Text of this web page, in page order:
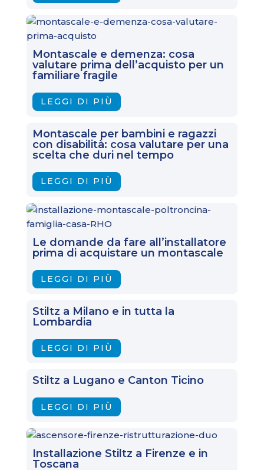
Montascale e demenza: cosa
valutare prima dell’acquisto per un
familiare fragile
LEGGI DI PIÙ
Montascale per bambini e ragazzi
con disabilità: cosa valutare per una
scelta che duri nel tempo
LEGGI DI PIÙ
Le domande da fare all’installatore
prima di acquistare un montascale
LEGGI DI PIÙ
Stiltz a Milano e in tutta la
Lombardia
LEGGI DI PIÙ
Stiltz a Lugano e Canton Ticino
LEGGI DI PIÙ
Installazione Stiltz a Firenze e in
Toscana